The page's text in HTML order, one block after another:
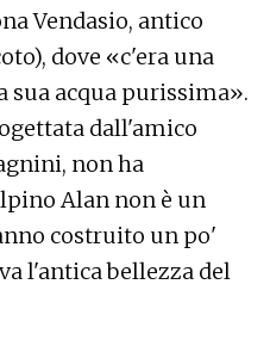
Vendasio, antico
dove «c'era una
sua acqua purissima».
dall'amico
non ha
Alan non è un
costruito un po'
l'antica bellezza del